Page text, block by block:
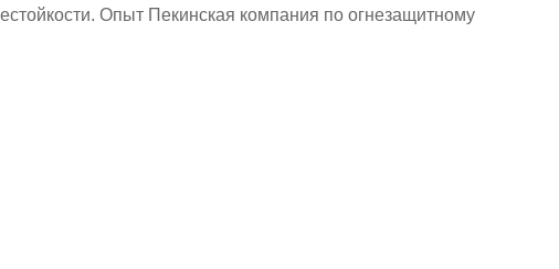
Опыт Пекинская компания по огнезащитному